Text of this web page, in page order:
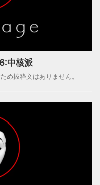
中核派
め抜粋文はありません。